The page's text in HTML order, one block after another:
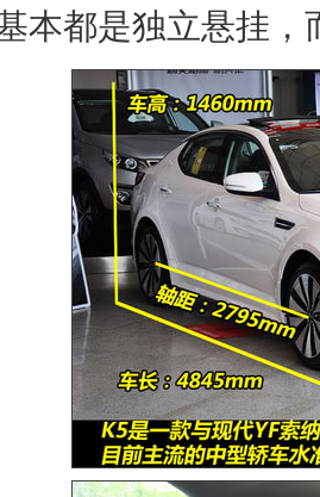
本都是独立悬挂